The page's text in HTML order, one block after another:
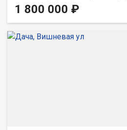
остановки общественного
лыжной трассы 15 минут пешком.
черновая отделка. Электричество
подведён до границы участка.
30 метрах от участка. Установлен
1 800 000 ₽